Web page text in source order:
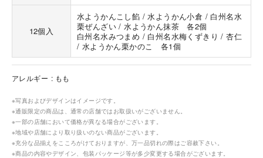
12個入
水ようかんこし餡 / 水ようかん小倉 / 白州名水
栗ぜんざい / 水ようかん抹茶 各2個
白州名水みつまめ / 白州名水梅くずきり / 杏仁
/ 水ようかん栗かのこ 各1個
アレルギー もも
※写真およびデザインはイメージです。
※通販限定の商品は、通常の店舗ではお取扱いがございません。
※一部の店舗において価格が異なる場合がございます。
※地域や店舗により取り扱いのない商品がございます。
※充分な品揃えをこころがけておりますが、万一品切れの際はご容赦下さい。
※商品の内容やデザイン、包装パッケージ等が多少変更する場合がございます。
Malaysia
UAE
Vietnam